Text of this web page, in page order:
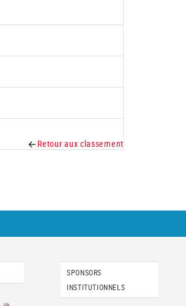
Retour aux classement
SPONSORS
INSTITUTIONNELS